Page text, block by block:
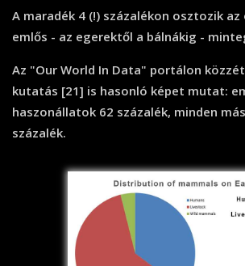
A maradék 4 (!) százalékon osztozik
emlős - az egerektől a bálnákig -
Az "Our World In Data" portálon
kutatás [21] is hasonló képet mutat:
haszonállatok 62 százalék, minden
százalék.